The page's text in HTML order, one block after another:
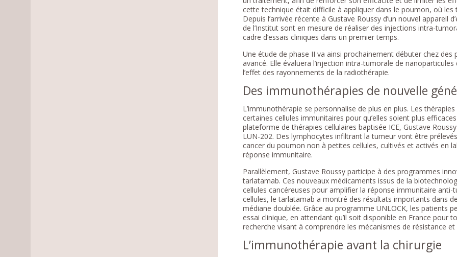
cette technique était difficile à appliquer dans le poumon, où
Depuis l’arrivée récente à Gustave Roussy d’un nouvel appareil
de l’Institut sont en mesure de réaliser des injections intra-
cadre d’essais cliniques dans un premier temps.
Une étude de phase II va ainsi prochainement débuter chez
avancé. Elle évaluera l’injection intra-tumorale de nanoparticules
l’effet des rayonnements de la radiothérapie.
Des immunothérapies de nouvelle
L’immunothérapie se personnalise de plus en plus. Les
certaines cellules immunitaires pour qu’elles soient plus
plateforme de thérapies cellulaires baptisée ICE, Gustave
LUN-202. Des lymphocytes infiltrant la tumeur vont être
cancer du poumon non à petites cellules, cultivés et activés en
réponse immunitaire.
Parallèlement, Gustave Roussy participe à des programmes
tarlatamab. Ces nouveaux médicaments issus de la
cellules cancéreuses pour amplifier la réponse immunitaire
cellules, le tarlatamab a montré des résultats importants dans
médiane doublée. Grâce au programme UNLOCK, les patients
essai clinique, en attendant qu’il soit disponible en France
recherche visant à comprendre les mécanismes de résistance
L’immunothérapie avant la chirurgie